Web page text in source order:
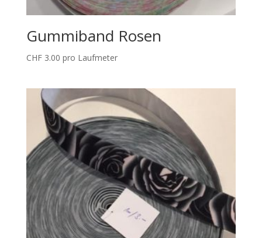
Gummiband Rosen
CHF3.00 pro Laufmeter